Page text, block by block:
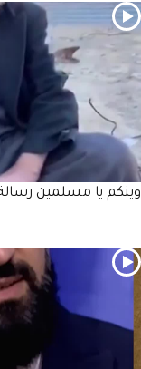
وينكم يا مسلمين